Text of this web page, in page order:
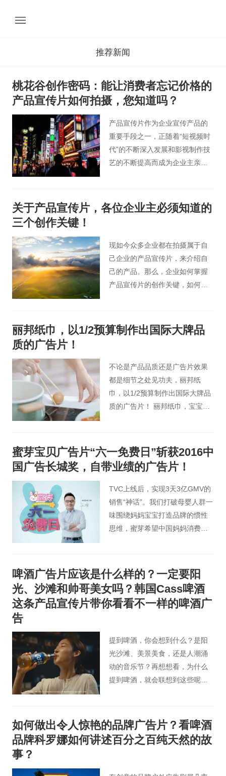
推荐新闻
桃花谷创作密码：能让消费者忘记价格的
产品宣传片如何拍摄，您知道吗？
产品宣传片作为企业宣传产品的
重要手段之一，正随着“短视频时
代”的不断深入发展和影视制作技
艺的不断提高而成为企业主亲睐
生“情感共鸣”，更能在宣传产品的
同时，引起广泛的关注，获得更
拍摄达到好的效果？下面这些点
必不可少。
关于产品宣传片，各位企业主必须知道的
三个创作关键！
现如今众多企业都在拍摄属于自
己企业的产品宣传片，来介绍自
己的产品。那么，企业如何掌握
产品宣传片的创作关键，如何使
丽邦纸巾，以1/2预算制作出国际大牌品
质的广告片！
不论是产品品质还是广告片效果
都是细节之处见功夫，丽邦纸
巾，以1/2预算制作出国际大牌品
质的广告片！ 丽邦纸巾，宝宝爱
蜜芽宝贝广告片“六一免费日”斩获2016中
国广告长城奖，自带业绩的广告片！
TVC上线后，实现3天3亿GMV的
销售“神话”。我们打破母婴人群一
味围绕妈妈宝宝打造品牌的惯性
思维，蜜芽希望中国妈妈消费零
大赢家。
啤酒广告片应该是什么样的？一定要阳
光、沙滩和帅哥美女吗？韩国Cass啤酒
这条产品宣传片带你看看不一样的啤酒广
告
提到啤酒，你会想到什么？是阳
光沙滩、美景美食，还是人潮涌
动的音乐节？再想想看，为什么
提到啤酒，就会联想到这些呢？
佛都变成了买啤酒的套路，但是
仅仅只有在这些充满开心和欢乐
的地方才需要啤酒吗？
如何做出令人惊艳的品牌广告片？看啤酒
品牌科罗娜如何讲述百分之百纯天然的故
事？